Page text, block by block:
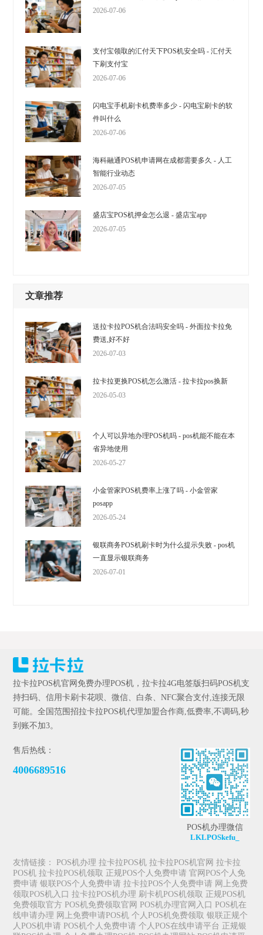
2026-07-06
支付宝领取的汇付天下POS机安全吗 - 汇付天
下刷支付宝
2026-07-06
闪电宝手机刷卡机费率多少 - 闪电宝刷卡的软
件叫什么
2026-07-06
海科融通POS机申请网在成都需要多久 - 人工
智能行业动态
2026-07-05
盛店宝POS机押金怎么退 - 盛店宝app
2026-07-05
文章推荐
送拉卡拉POS机合法吗安全吗 - 外面拉卡拉免
费送,好不好
2026-07-03
拉卡拉更换POS机怎么激活 - 拉卡拉pos换新
2026-05-03
个人可以异地办理POS机吗 - pos机能不能在本
省异地使用
2026-05-27
小金管家POS机费率上涨了吗 - 小金管家
posapp
2026-05-24
银联商务POS机刷卡时为什么提示失败 - pos机
一直显示银联商务
2026-07-01
拉卡拉POS机官网免费办理POS机，拉卡拉4G电签版扫码POS机支
持扫码、信用卡刷卡花呗、微信、白条、NFC聚合支付,连接无限
可能。全国范围招拉卡拉POS机代理加盟合作商,低费率,不调码,秒
到账不加3。
售后热线：
4006689516
POS机办理微信
LKLPOSkefu_
友情链接： POS机办理 拉卡拉POS机 拉卡拉POS机官网 拉卡拉
POS机 拉卡拉POS机领取 正规POS个人免费申请 官网POS个人免
费申请 银联POS个人免费申请 拉卡拉POS个人免费申请 网上免费
领取POS机入口 拉卡拉POS机办理 刷卡机POS机领取 正规POS机
免费领取官方 POS机免费领取官网 POS机办理官网入口 POS机在
线申请办理 网上免费申请POS机 个人POS机免费领取 银联正规个
人POS机申请 POS机个人免费申请 个人POS在线申请平台 正规银